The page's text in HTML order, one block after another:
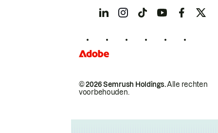
© 2026 Semrush Holdings.Alle rechten
voorbehouden.